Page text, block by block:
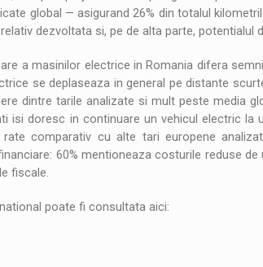
global — asigurand 26% din totalul
dezvoltata si, pe de alta parte, potentialul
a masinilor electrice in Romania difera
se deplaseaza in general pe distante
dintre tarile analizate si mult peste media
isi doresc in continuare un vehicul electric la
comparativ cu alte tari europene
60% mentioneaza costurile reduse
fiscale.
poate fi consultata aici: